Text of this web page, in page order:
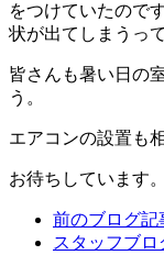
をつけていたので
状が出てしまうっ
皆さんも暑い日の
う。
エアコンの設置も
お待ちしています。
前のブログ記
スタッフブロ